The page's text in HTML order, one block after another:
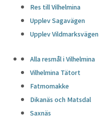
Res till Vilhelmina
Upplev Sagavägen
Upplev Vildmarksvägen
Alla resmål i Vilhelmina
Vilhelmina Tätort
Fatmomakke
Dikanäs och Matsdal
Saxnäs